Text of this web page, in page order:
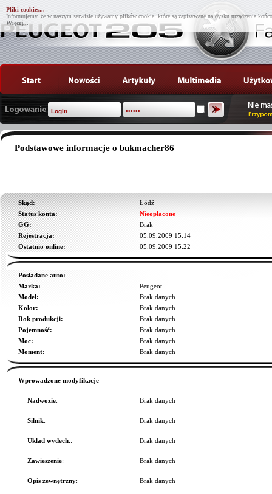
Pliki cookies...
Informujemy, że w naszym serwisie używamy plików cookie, które są zapisywane na dysku urządzenia
Więcej...
Podstawowe informacje o bukmacher86
Skąd:
Łódź
Status konta:
Nieopłacone
GG:
Brak
Rejestracja:
05.09.2009 15:14
Ostatnio online:
05.09.2009 15:22
Posiadane auto:
Marka:
Peugeot
Model:
Brak danych
Kolor:
Brak danych
Rok produkcji:
Brak danych
Pojemność:
Brak danych
Moc:
Brak danych
Moment:
Brak danych
Wprowadzone modyfikacje
Nadwozie: Brak danych
Silnik: Brak danych
Układ wydech.: Brak danych
Zawieszenie: Brak danych
Opis zewnętrzny: Brak danych